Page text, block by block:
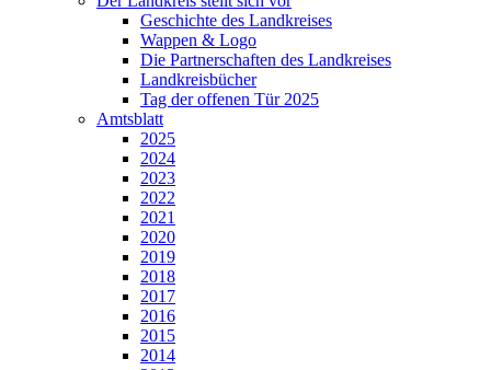
Geschichte des Landkreises
Wappen & Logo
Die Partnerschaften des Landkreises
Landkreisbücher
Tag der offenen Tür 2025
Amtsblatt
2025
2024
2023
2022
2021
2020
2019
2018
2017
2016
2015
2014